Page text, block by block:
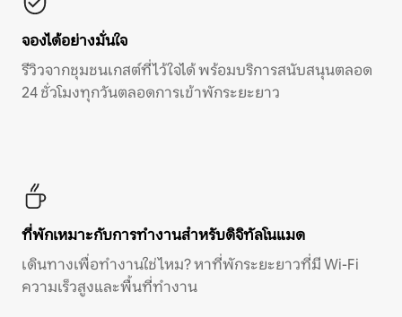
จองได้อย่างมั่นใจ
รีวิวจากชุมชนเกสต์ที่ไว้ใจได้ พร้อมบริการสนับสนุนตลอด
24 ชั่วโมงทุกวันตลอดการเข้าพักระยะยาว
ที่พักเหมาะกับการทำงานสำหรับดิจิทัลโนแมด
เดินทางเพื่อทำงานใช่ไหม? หาที่พักระยะยาวที่มี Wi-Fi
ความเร็วสูงและพื้นที่ทำงาน